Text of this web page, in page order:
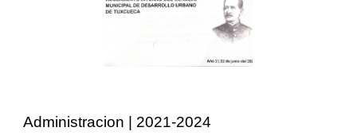
Administracion | 2021-2024